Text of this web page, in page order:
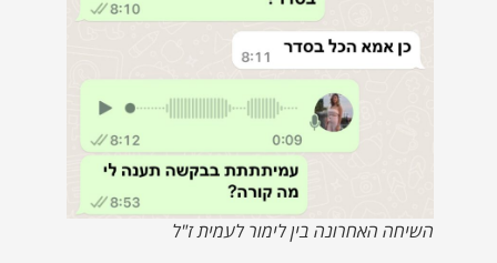
השיחה האחרונה בין לימור לעמית ז"ל